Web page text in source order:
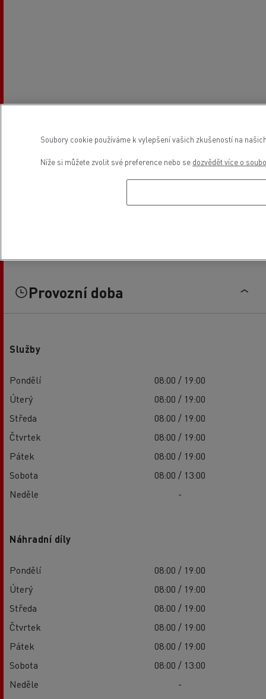
Provozní doba
Služby
Pondělí
08:00 / 19:00
Úterý
08:00 / 19:00
Středa
08:00 / 19:00
Čtvrtek
08:00 / 19:00
Pátek
08:00 / 19:00
Sobota
08:00 / 13:00
Neděle
-
Náhradní díly
Pondělí
08:00 / 19:00
Úterý
08:00 / 19:00
Středa
08:00 / 19:00
Čtvrtek
08:00 / 19:00
Pátek
08:00 / 19:00
Sobota
08:00 / 13:00
Neděle
-
Soubory cookie používáme k vylepšení vašich zkušeností na
Níže si můžete zvolit své preference nebo se dozvědět více o